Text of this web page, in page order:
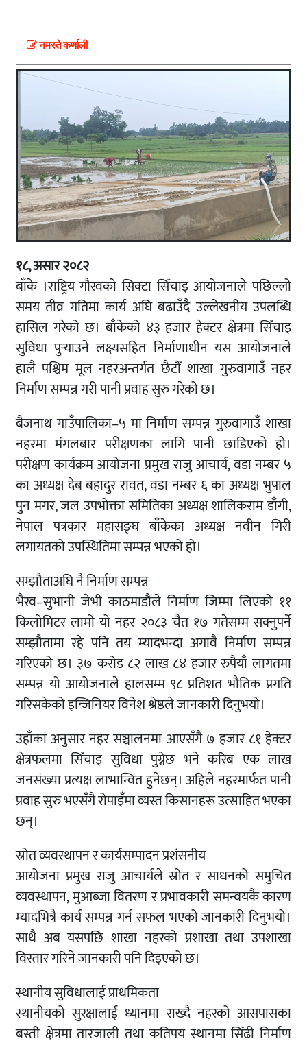
नमस्ते कर्णाली
१८, असार २०८२
बाँके ।राष्ट्रिय गौरवको सिक्टा सिँचाइ आयोजनाले पछिल्लो
समय तीव्र गतिमा कार्य अघि बढाउँदै उल्लेखनीय उपलब्धि
हासिल गरेको छ। बाँकेको ४३ हजार हेक्टर क्षेत्रमा सिँचाइ
सुविधा पुर्‍याउने लक्ष्यसहित निर्माणाधीन यस आयोजनाले
हालै पश्चिम मूल नहरअन्तर्गत छैटौँ शाखा गुरुवागाउँ नहर
निर्माण सम्पन्न गरी पानी प्रवाह सुरु गरेको छ।
बैजनाथ गाउँपालिका–५ मा निर्माण सम्पन्न गुरुवागाउँ शाखा
नहरमा मंगलबार परीक्षणका लागि पानी छाडिएको हो।
परीक्षण कार्यक्रम आयोजना प्रमुख राजु आचार्य, वडा नम्बर ५
का अध्यक्ष देब बहादुर रावत, वडा नम्बर ६ का अध्यक्ष भुपाल
पुन मगर, जल उपभोक्ता समितिका अध्यक्ष शालिकराम डाँगी,
नेपाल पत्रकार महासङ्घ बाँकेका अध्यक्ष नवीन गिरी
लगायतको उपस्थितिमा सम्पन्न भएको हो।
सम्झौताअघि नै निर्माण सम्पन्न
भैरव–सुभानी जेभी काठमाडौंले निर्माण जिम्मा लिएको ११
किलोमिटर लामो यो नहर २०८३ चैत १७ गतेसम्म सक्नुपर्ने
सम्झौतामा रहे पनि तय म्यादभन्दा अगावै निर्माण सम्पन्न
गरिएको छ। ३७ करोड ८२ लाख ८४ हजार रुपैयाँ लागतमा
सम्पन्न यो आयोजनाले हालसम्म ९८ प्रतिशत भौतिक प्रगति
गरिसकेको इन्जिनियर विनेश श्रेष्ठले जानकारी दिनुभयो।
उहाँका अनुसार नहर सञ्चालनमा आएसँगै ७ हजार ८१ हेक्टर
क्षेत्रफलमा सिँचाइ सुविधा पुग्नेछ भने करिब एक लाख
जनसंख्या प्रत्यक्ष लाभान्वित हुनेछन्। अहिले नहरमार्फत पानी
प्रवाह सुरु भएसँगै रोपाइँमा व्यस्त किसानहरू उत्साहित भएका
छन्।
स्रोत व्यवस्थापन र कार्यसम्पादन प्रशंसनीय
आयोजना प्रमुख राजु आचार्यले स्रोत र साधनको समुचित
व्यवस्थापन, मुआब्जा वितरण र प्रभावकारी समन्वयकै कारण
म्यादभित्रै कार्य सम्पन्न गर्न सफल भएको जानकारी दिनुभयो।
साथै अब यसपछि शाखा नहरको प्रशाखा तथा उपशाखा
विस्तार गरिने जानकारी पनि दिइएको छ।
स्थानीय सुविधालाई प्राथमिकता
स्थानीयको सुरक्षालाई ध्यानमा राख्दै नहरको आसपासका
बस्ती क्षेत्रमा तारजाली तथा कतिपय स्थानमा सिँढी निर्माण